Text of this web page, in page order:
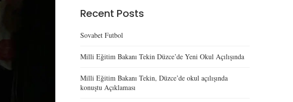
Recent Posts
Sovabet Futbol
Milli Eğitim Bakanı Tekin Düzce’de Yeni Okul Açılışında
Milli Eğitim Bakanı Tekin, Düzce’de okul açılışında
konuştu Açıklaması